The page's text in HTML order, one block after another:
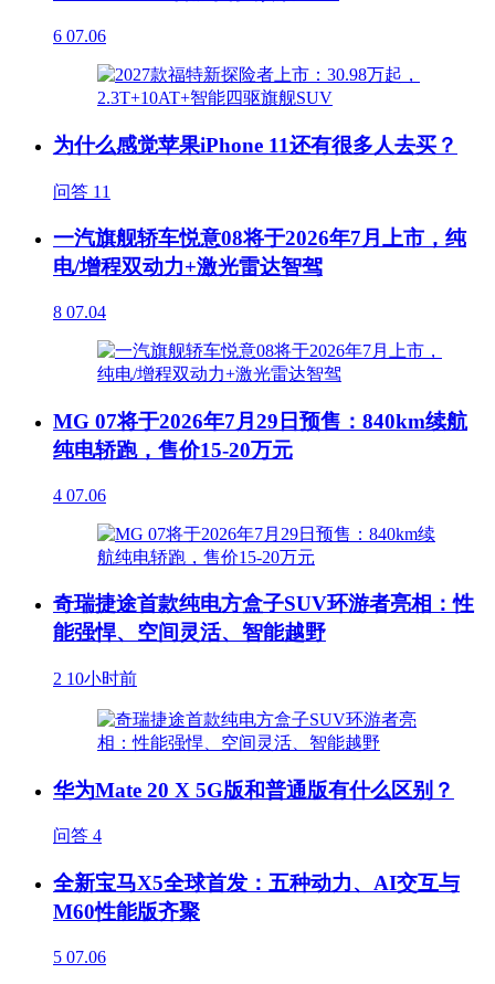
6 07.06
为什么感觉苹果iPhone 11还有很多人去买？
问答 11
一汽旗舰轿车悦意08将于2026年7月上市，纯
电/增程双动力+激光雷达智驾
8 07.04
MG 07将于2026年7月29日预售：840km续航
纯电轿跑，售价15-20万元
4 07.06
奇瑞捷途首款纯电方盒子SUV环游者亮相：性
能强悍、空间灵活、智能越野
2 10小时前
华为Mate 20 X 5G版和普通版有什么区别？
问答 4
全新宝马X5全球首发：五种动力、AI交互与
M60性能版齐聚
5 07.06